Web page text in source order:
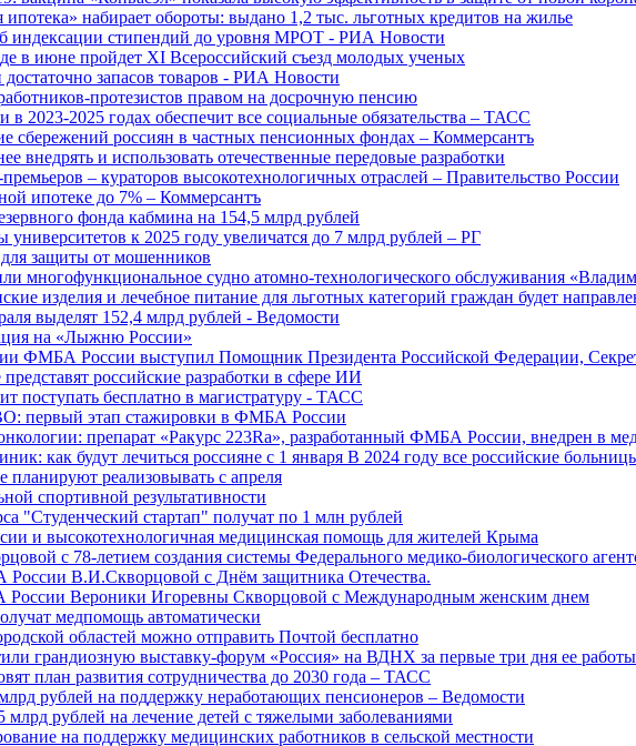
набирает обороты: выдано 1,2 тыс. льготных кредитов на жилье
индексации стипендий до уровня МРОТ - РИА Новости
в июне пройдет XI Всероссийский съезд молодых ученых
запасов товаров - РИА Новости
протезистов правом на досрочную пенсию
2023-2025 годах обеспечит все социальные обязательства – ТАСС
сбережений россиян в частных пенсионных фондах – Коммерсантъ
внедрять и использовать отечественные передовые разработки
– кураторов высокотехнологичных отраслей – Правительство России
ипотеке до 7% – Коммерсантъ
фонда кабмина на 154,5 млрд рублей
к 2025 году увеличатся до 7 млрд рублей – РГ
защиты от мошенников
многофункциональное судно атомно-технологического обслуживания
изделия и лечебное питание для льготных категорий граждан будет
выделят 152,4 млрд рублей - Ведомости
на «Лыжню России»
ФМБА России выступил Помощник Президента Российской Федерации,
российские разработки в сфере ИИ
поступать бесплатно в магистратуру - ТАСС
первый этап стажировки в ФМБА России
препарат «Ракурс 223Ra», разработанный ФМБА России, внедрен в
как будут лечиться россияне с 1 января В 2024 году все российские
реализовывать с апреля
спортивной результативности
"Студенческий стартап" получат по 1 млн рублей
и высокотехнологичная медицинская помощь для жителей Крыма
с 78-летием создания системы Федерального медико-биологического
В.И.Скворцовой с Днём защитника Отечества.
России Вероники Игоревны Скворцовой с Международным женским днем
медпомощь автоматически
областей можно отправить Почтой бесплатно
грандиозную выставку-форум «Россия» на ВДНХ за первые три дня ее работы
план развития сотрудничества до 2030 года – ТАСС
рублей на поддержку неработающих пенсионеров – Ведомости
млрд рублей на лечение детей с тяжелыми заболеваниями
на поддержку медицинских работников в сельской местности